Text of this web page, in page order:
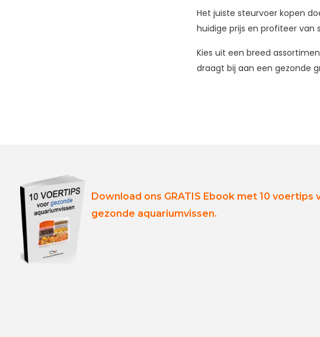
Het juiste steurvoer kopen
huidige prijs en profiteer van
Kies uit een breed
draagt bij aan een gezonde
Download ons GRATIS Ebook met 10 voertips
gezonde aquariumvissen.